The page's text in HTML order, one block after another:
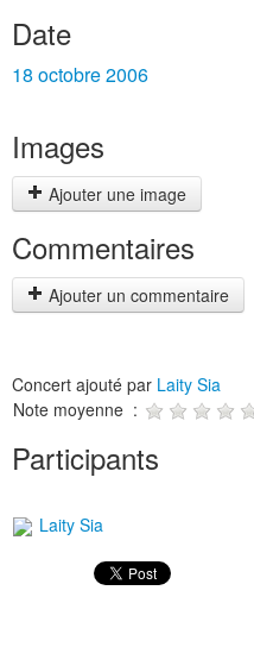
Date
18 octobre 2006
Images
Ajouter une image
Commentaires
Ajouter un commentaire
Concert ajouté par Laity Sia
Note moyenne :
Participants
Laity Sia